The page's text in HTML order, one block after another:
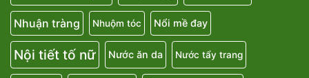
Nhuận tràng Nhuộm tóc Nổi mề đay
Nội tiết tố nữ Nước ăn da Nước tẩy trang